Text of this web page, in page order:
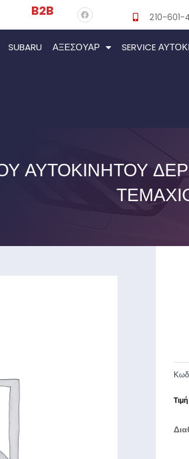
B2B 210-601-
SUBARU ΑΞΕΣΟΥΆΡ SERVICE
ΑΥΤΟΚΙΝΉΤΟΥ